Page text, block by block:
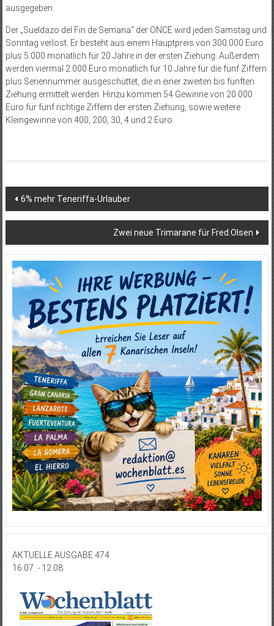
ausgegeben.
Der „Sueldazo del Fin de Semana“ der ONCE wird jeden Samstag und
Sonntag verlost. Er besteht aus einem Hauptpreis von 300.000 Euro
plus 5.000 monatlich für 20 Jahre in der ersten Ziehung. Außerdem
werden viermal 2.000 Euro monatlich für 10 Jahre für die fünf Ziffern
plus Seriennummer ausgeschüttet, die in einer zweiten bis fünften
Ziehung ermittelt werden. Hinzu kommen 54 Gewinne von 20.000
Euro für fünf richtige Ziffern der ersten Ziehung, sowie weitere
Kleingewinne von 400, 200, 30, 4 und 2 Euro.
Beitragsnavigation
6% mehr Teneriffa-Urlauber
Zwei neue Trimarane für Fred.Olsen
AKTUELLE AUSGABE 474
16.07. - 12.08.